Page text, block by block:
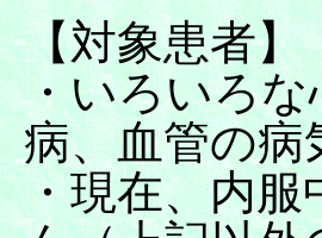
【対象患者】
・いろいろな
病、血管の病
・現在、内